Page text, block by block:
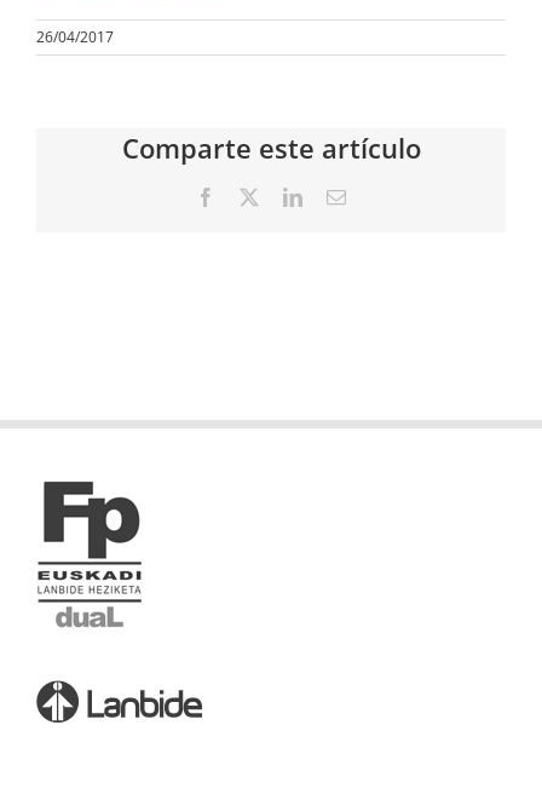
26/04/2017
Comparte este artículo
Facebook LinkedInCorreo